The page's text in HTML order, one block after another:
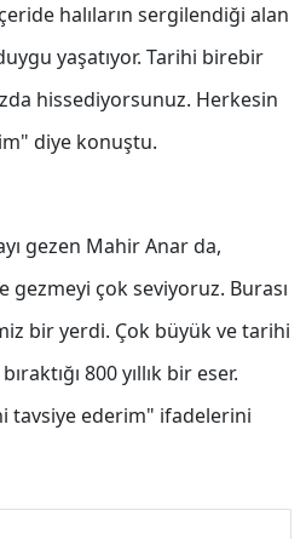
halıların sergilendiği alan
yaşatıyor. Tarihi birebir
hissediyorsunuz. Herkesin
diye konuştu.
gezen Mahir Anar da,
gezmeyi çok seviyoruz. Burası
bir yerdi. Çok büyük ve tarihi
800 yıllık bir eser.
tavsiye ederim" ifadelerini